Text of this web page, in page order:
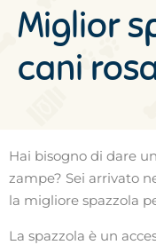
Miglior
cani
Hai bisogno di dare
zampe? Sei arrivato
la migliore spazzola
La spazzola è un